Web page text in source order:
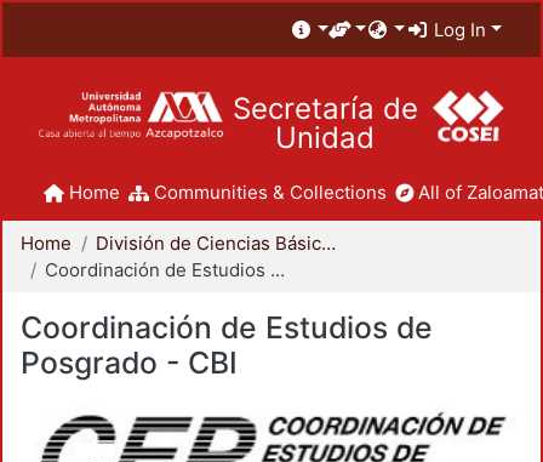
Log In
Secretaría de
Unidad
Home Communities & Collections All of
Home
División de Ciencias Básicas e Ingeniería
Coordinación de Estudios de Posgrado - CBI
Coordinación de Estudios de
Posgrado - CBI